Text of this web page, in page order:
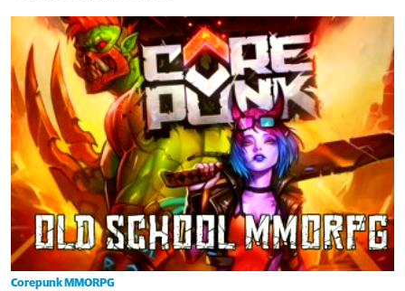
Corepunk MMORPG